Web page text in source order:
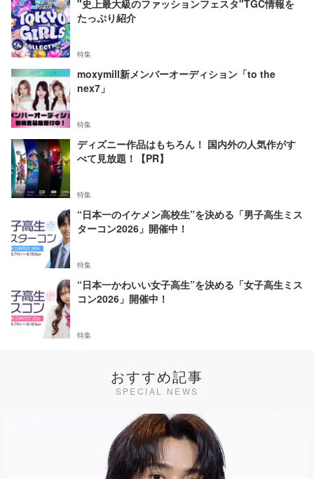
"史上最大級のファッションフェスタ"TGC情報を
たっぷり紹介
特集
moxymill新メンバーオーディション「to the
nex7」
特集
ディズニー作品はもちろん！ 国内外の人気作がす
べて見放題！【PR】
特集
“日本一のイケメン高校生”を決める「男子高生ミス
ターコン2026」開催中！
特集
“日本一かわいい女子高生”を決める「女子高生ミス
コン2026」開催中！
特集
おすすめ記事
SPECIAL NEWS